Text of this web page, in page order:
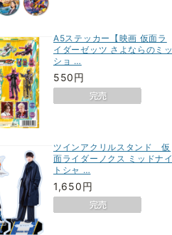
A5ステッカー【映画 仮面ラ
イダーゼッツ さよならのミッ
ショ …
550円
ツインアクリルスタンド 仮
面ライダーノクス ミッドナイ
トシャ …
1,650円